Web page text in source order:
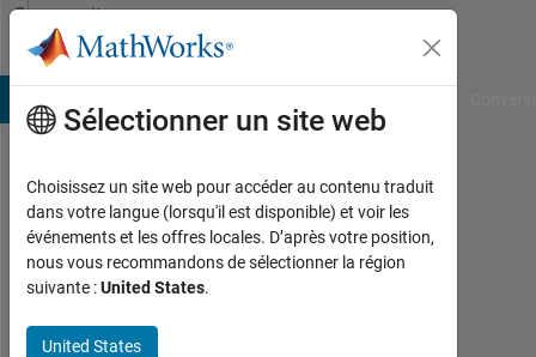
Passer au contenu
Community
Profile
Sietse
Braakman
MathWorks
Sélectionner un site web
Choisissez un site web pour accéder au contenu traduit
dans votre langue (lorsqu'il est disponible) et voir les
événements et les offres locales. D’après votre position,
nous vous recommandons de sélectionner la région
suivante :United States.
United States